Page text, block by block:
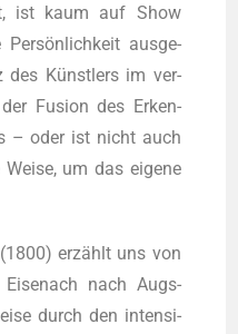
ist kaum auf Show
aus­ge­
des Künst­lers im ver­
Fusi­on des Erken­
– oder ist nicht auch
um das eige­ne
(1800) erzählt uns von
nach Augs­
durch den inten­si­